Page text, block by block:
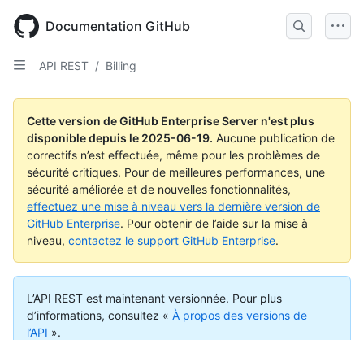
main
content
Documentation GitHub
API REST / Billing
Cette version de GitHub Enterprise Server n'est plus
disponible depuis le 2025-06-19. Aucune publication de
correctifs n’est effectuée, même pour les problèmes de
sécurité critiques. Pour de meilleures performances, une
sécurité améliorée et de nouvelles fonctionnalités,
effectuez une mise à niveau vers la dernière version de
GitHub Enterprise. Pour obtenir de l’aide sur la mise à
niveau, contactez le support GitHub Enterprise.
L’API REST est maintenant versionnée. Pour plus
d’informations, consultez « À propos des versions de
l’API ».